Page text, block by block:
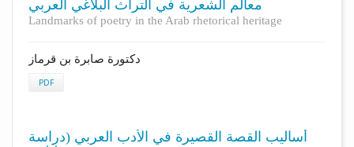
معالم الشعرية في التراث البلاغي العربي
Landmarks of poetry in the Arab rhetorical heritage
دكتورة صابرة بن قرماز
PDF
أساليب القصة القصیرة في الأدب العربي (دراسة